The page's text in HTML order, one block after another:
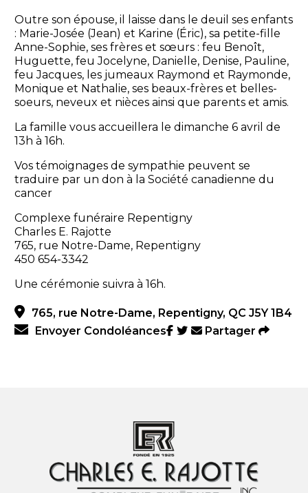
Outre son épouse, il laisse dans le deuil ses enfants
: Marie-Josée (Jean) et Karine (Éric), sa petite-fille
Anne-Sophie, ses frères et sœurs : feu Benoît,
Huguette, feu Jocelyne, Danielle, Denise, Pauline,
feu Jacques, les jumeaux Raymond et Raymonde,
Monique et Nathalie, ses beaux-frères et belles-
soeurs, neveux et nièces ainsi que parents et amis.
La famille vous accueillera le dimanche 6 avril de
13h à 16h.
Vos témoignages de sympathie peuvent se
traduire par un don à la Société canadienne du
cancer
Complexe funéraire Repentigny
Charles E. Rajotte
765, rue Notre-Dame, Repentigny
450 654-3342
Une cérémonie suivra à 16h.
765, rue Notre-Dame, Repentigny, QC J5Y 1B4
Envoyer Condoléances
Partager